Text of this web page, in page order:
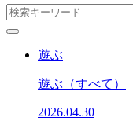
遊ぶ
遊ぶ （すべて）
2026.04.30